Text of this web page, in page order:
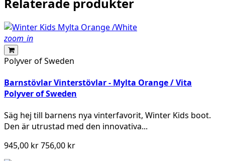
zoom_in
Polyver of Sweden
Barnstövlar Vinterstövlar - Mylta Orange / Vita
Polyver of Sweden
Säg hej till barnens nya vinterfavorit, Winter Kids boot.
Den är utrustad med den innovativa...
945,00 kr756,00 kr